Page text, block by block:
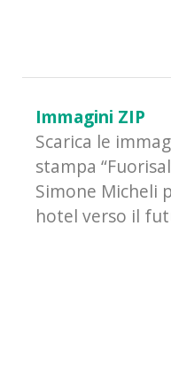
Immagini ZIP
Scarica le
stampa
Simone Micheli
hotel verso il